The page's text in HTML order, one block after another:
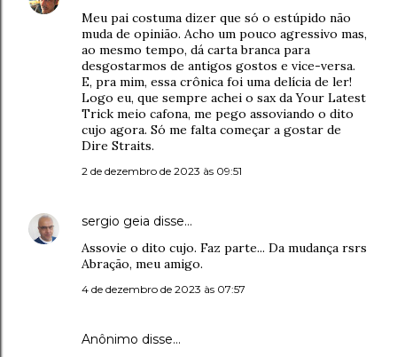
Meu pai costuma dizer que só o estúpido não
muda de opinião. Acho um pouco agressivo mas,
ao mesmo tempo, dá carta branca para
desgostarmos de antigos gostos e vice-versa.
E, pra mim, essa crônica foi uma delícia de ler!
Logo eu, que sempre achei o sax da Your Latest
Trick meio cafona, me pego assoviando o dito
cujo agora. Só me falta começar a gostar de
Dire Straits.
2 de dezembro de 2023 às 09:51
sergio geia disse…
Assovie o dito cujo. Faz parte... Da mudança rsrs
Abração, meu amigo.
4 de dezembro de 2023 às 07:57
Anônimo disse…